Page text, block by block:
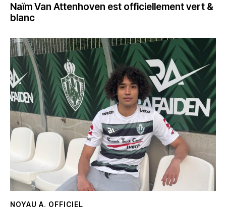
Naïm Van Attenhoven est officiellement vert &
blanc
NOYAU A OFFICIEL